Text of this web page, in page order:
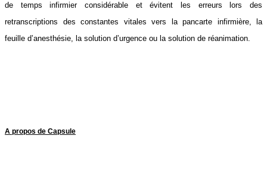
de temps infirmier considérable et évitent les erreurs lors des
retranscriptions des constantes vitales vers la pancarte infirmière, la
feuille d’anesthésie, la solution d’urgence ou la solution de réanimation.
A propos de Capsule